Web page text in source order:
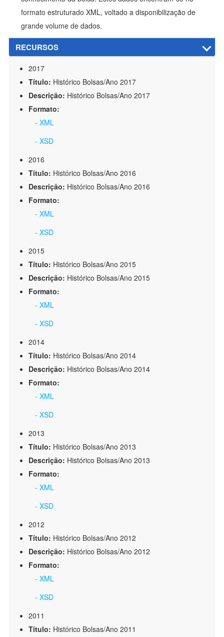
formato estruturado XML, voltado a disponibilização de
grande volume de dados.
RECURSOS
2017
Título: Histórico Bolsas/Ano 2017
Descrição: Histórico Bolsas/Ano 2017
Formato:
- XML
- XSD
2016
Título: Histórico Bolsas/Ano 2016
Descrição: Histórico Bolsas/Ano 2016
Formato:
- XML
- XSD
2015
Título: Histórico Bolsas/Ano 2015
Descrição: Histórico Bolsas/Ano 2015
Formato:
- XML
- XSD
2014
Título: Histórico Bolsas/Ano 2014
Descrição: Histórico Bolsas/Ano 2014
Formato:
- XML
- XSD
2013
Título: Histórico Bolsas/Ano 2013
Descrição: Histórico Bolsas/Ano 2013
Formato:
- XML
- XSD
2012
Título: Histórico Bolsas/Ano 2012
Descrição: Histórico Bolsas/Ano 2012
Formato:
- XML
- XSD
2011
Título: Histórico Bolsas/Ano 2011